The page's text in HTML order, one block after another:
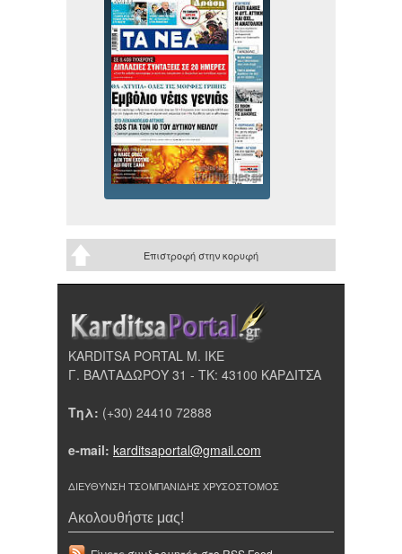
Επιστροφή στην κορυφή
KARDITSA PORTAL Μ. ΙΚΕ
Γ. ΒΑΛΤΑΔΩΡΟΥ 31 - ΤΚ: 43100 ΚΑΡΔΙΤΣΑ
Τηλ: (+30) 24410 72888
e-mail: karditsaportal@gmail.com
ΔΙΕΥΘΥΝΣΗ ΤΣΟΜΠΑΝΙΔΗΣ ΧΡΥΣΟΣΤΟΜΟΣ
Ακολουθήστε μας!